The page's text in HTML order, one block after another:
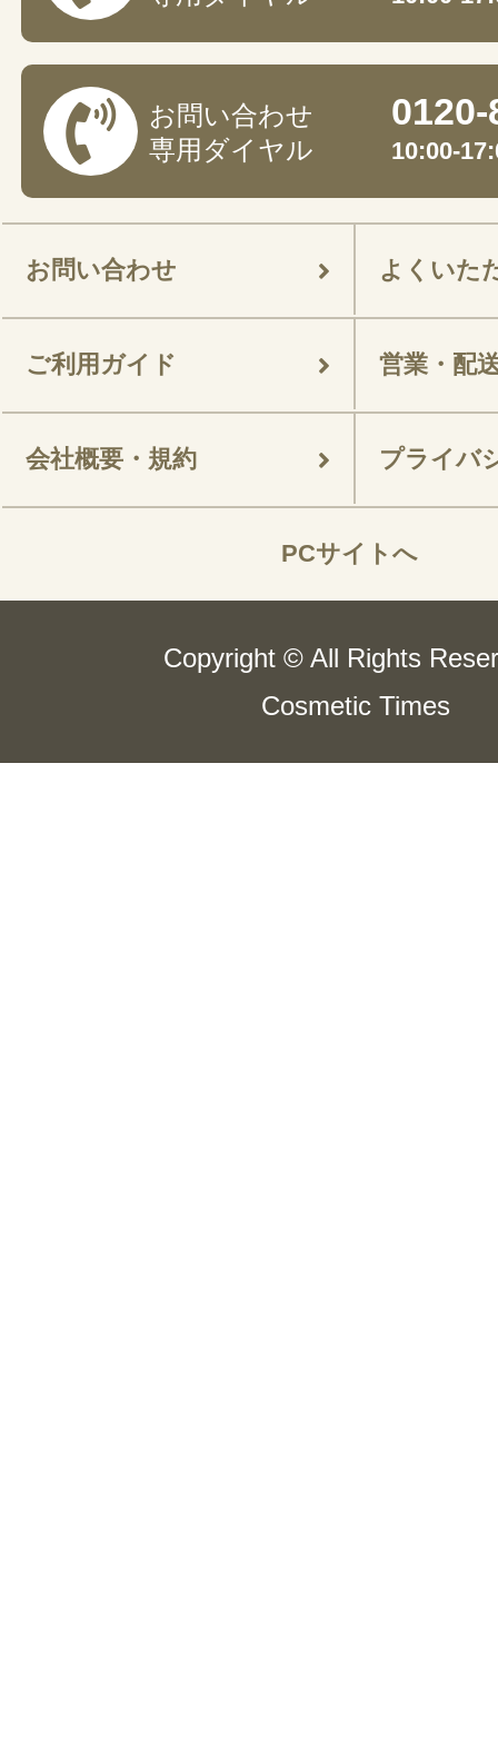
お問い合わせ
専用ダイヤル
10:00-
お問い合わせ よくいた
ご利用ガイド 営業・配
会社概要・規約 プライバ
PCサイトへ
Copyright © All Rights
Cosmetic Times